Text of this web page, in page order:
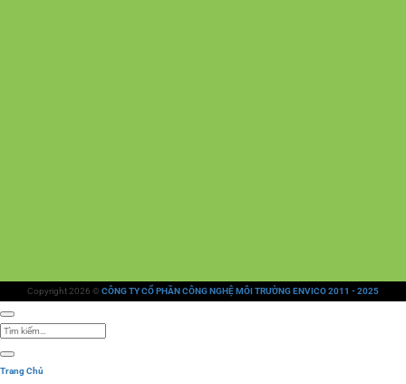
Copyright 2026 ©CÔNG TY CỔ PHẦN CÔNG NGHỆ MÔI TRƯỜNG ENVICO 2011 - 2025
Tìm
kiếm:
Trang Chủ